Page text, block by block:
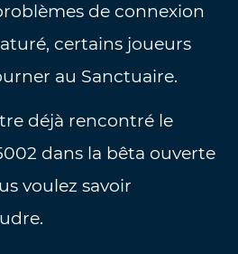
de connexion
certains joueurs
au Sanctuaire.
déjà rencontré le
dans la bêta ouverte
voulez savoir